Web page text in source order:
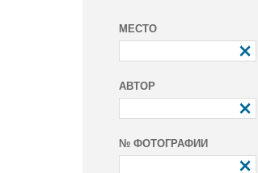
МЕСТО
АВТОР
№ ФОТОГРАФИИ